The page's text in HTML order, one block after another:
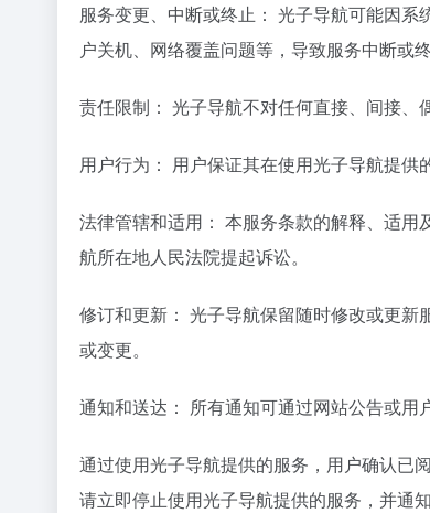
服务变更、中断或终止： 光子导航可能因
户关机、网络覆盖问题等，导致服务中断或
责任限制： 光子导航不对任何直接、间接、
用户行为： 用户保证其在使用光子导航提供
法律管辖和适用： 本服务条款的解释、适
航所在地人民法院提起诉讼。
修订和更新： 光子导航保留随时修改或更
或变更。
通知和送达： 所有通知可通过网站公告或用
通过使用光子导航提供的服务，用户确认已
请立即停止使用光子导航提供的服务，并通